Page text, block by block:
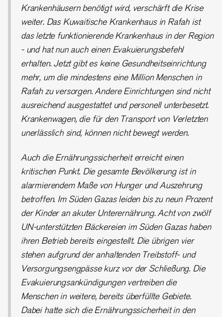
Krankenhäusern benötigt wird, verschärft die Krise
weiter. Das Kuwaitische Krankenhaus in Rafah ist
das letzte funktionierende Krankenhaus in der Region
- und hat nun auch einen Evakuierungsbefehl
erhalten. Jetzt gibt es keine Gesundheitseinrichtung
mehr, um die mindestens eine Million Menschen in
Rafah zu versorgen. Andere Einrichtungen sind nicht
ausreichend ausgestattet und personell unterbesetzt.
Krankenwagen, die für den Transport von Verletzten
unerlässlich sind, können nicht bewegt werden.
Auch die Ernährungssicherheit erreicht einen
kritischen Punkt. Die gesamte Bevölkerung ist in
alarmierendem Maße von Hunger und Auszehrung
betroffen. Im Süden Gazas leiden bis zu neun Prozent
der Kinderan akuter Unterernährung. Acht von zwölf
UN-unterstützten Bäckereien im Süden Gazas haben
ihren Betrieb bereits eingestellt. Die übrigen vier
stehen aufgrund der anhaltenden Treibstoff- und
Versorgungsengpässe kurz vor der Schließung. Die
Evakuierungsankündigungen vertreiben die
Menschen in weitere, bereits überfüllte Gebiete.
Dabei hatte sich die Ernährungssicherheit in den